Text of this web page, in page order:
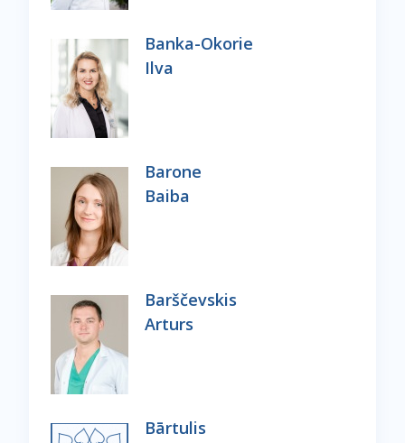
Banka-Okorie
Ilva
Barone
Baiba
Barščevskis
Arturs
Bārtulis